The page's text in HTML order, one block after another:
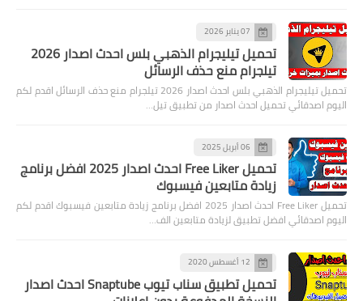
07 يناير 2026
تحميل تيليجرام الذهبي بلس احدث اصدار 2026
تيلجرام منع حذف الرسائل
تحميل تيليجرام الذهبي بلس احدث اصدار 2026 تيلجرام منع حذف الرسائل اقدم لكم
اليوم اصدقائي تحميل احدث اصدار من تطبيق تيل…
06 أبريل 2025
تحميل Free Liker احدث اصدار 2025 افضل برنامج
زيادة متابعين فيسبوك
تحميل Free Liker احدث اصدار 2025 افضل برنامج زيادة متابعين فيسبوك اقدم لكم
اليوم اصدقائي افضل تطبيق لزيادة متابعين الف…
12 أغسطس 2020
تحميل تطبيق سناب تيوب Snaptube احدث اصدار